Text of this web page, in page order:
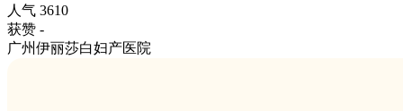
人气 3610
获赞 -
广州伊丽莎白妇产医院